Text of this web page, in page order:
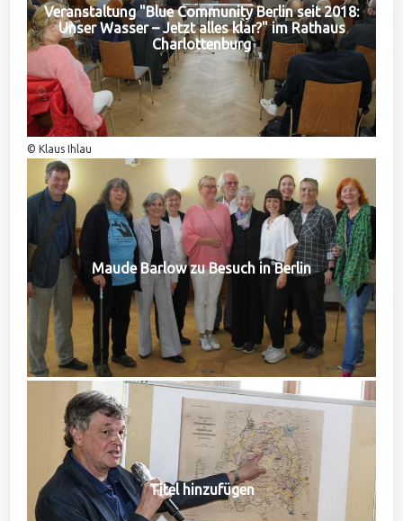
Veranstaltung "Blue Community Berlin seit 2018:
Unser Wasser – Jetzt alles klar?" im Rathaus
Charlottenburg
© Klaus Ihlau
Maude Barlow zu Besuch in Berlin
Titel hinzufügen